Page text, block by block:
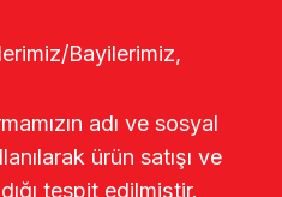
Bayilerimiz,
adı ve sosyal
ürün satışı ve
tespit edilmiştir.